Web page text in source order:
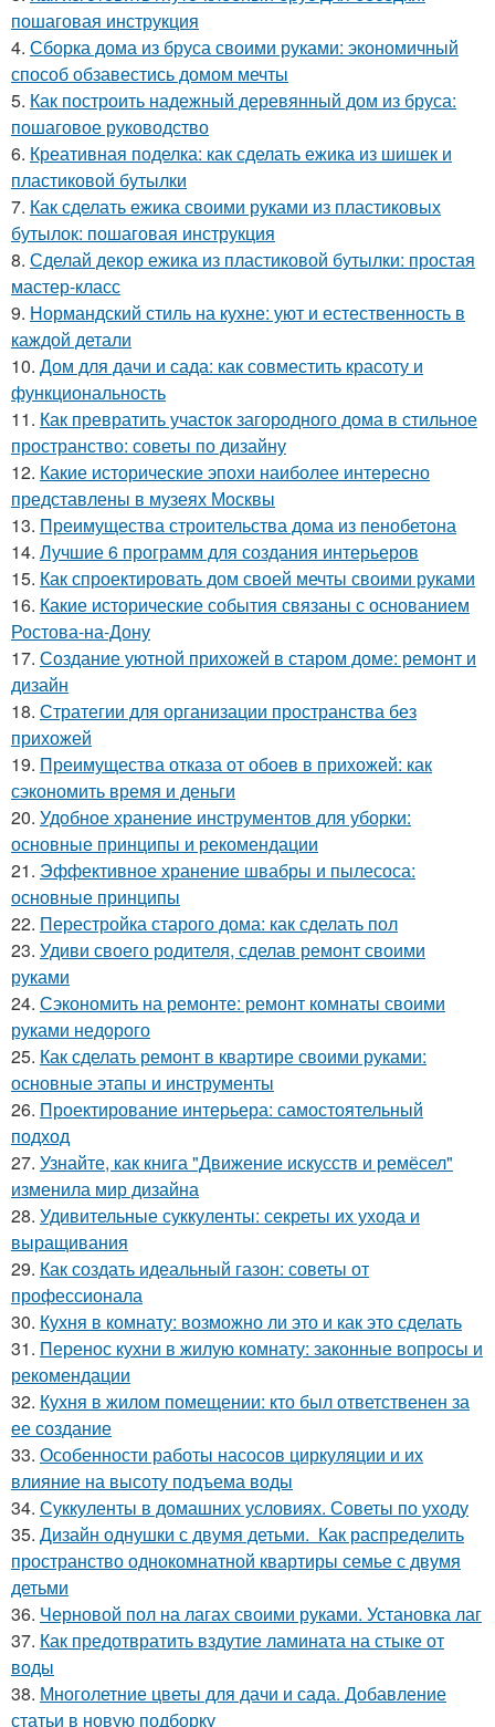
пошаговая инструкция
4. Сборка дома из бруса своими руками: экономичный
способ обзавестись домом мечты
5. Как построить надежный деревянный дом из бруса:
пошаговое руководство
6. Креативная поделка: как сделать ежика из шишек и
пластиковой бутылки
7. Как сделать ежика своими руками из пластиковых
бутылок: пошаговая инструкция
8. Сделай декор ежика из пластиковой бутылки: простая
мастер-класс
9. Нормандский стиль на кухне: уют и естественность в
каждой детали
10. Дом для дачи и сада: как совместить красоту и
функциональность
11. Как превратить участок загородного дома в стильное
пространство: советы по дизайну
12. Какие исторические эпохи наиболее интересно
представлены в музеях Москвы
13. Преимущества строительства дома из пенобетона
14. Лучшие 6 программ для создания интерьеров
15. Как спроектировать дом своей мечты своими руками
16. Какие исторические события связаны с основанием
Ростова-на-Дону
17. Создание уютной прихожей в старом доме: ремонт и
дизайн
18. Стратегии для организации пространства без
прихожей
19. Преимущества отказа от обоев в прихожей: как
сэкономить время и деньги
20. Удобное хранение инструментов для уборки:
основные принципы и рекомендации
21. Эффективное хранение швабры и пылесоса:
основные принципы
22. Перестройка старого дома: как сделать пол
23. Удиви своего родителя, сделав ремонт своими
руками
24. Сэкономить на ремонте: ремонт комнаты своими
руками недорого
25. Как сделать ремонт в квартире своими руками:
основные этапы и инструменты
26. Проектирование интерьера: самостоятельный
подход
27. Узнайте, как книга "Движение искусств и ремёсел"
изменила мир дизайна
28. Удивительные суккуленты: секреты их ухода и
выращивания
29. Как создать идеальный газон: советы от
профессионала
30. Кухня в комнату: возможно ли это и как это сделать
31. Перенос кухни в жилую комнату: законные вопросы и
рекомендации
32. Кухня в жилом помещении: кто был ответственен за
ее создание
33. Особенности работы насосов циркуляции и их
влияние на высоту подъема воды
34. Суккуленты в домашних условиях. Советы по уходу
35. Дизайн однушки с двумя детьми. Как распределить
пространство однокомнатной квартиры семье с двумя
детьми
36. Черновой пол на лагах своими руками. Установка лаг
37. Как предотвратить вздутие ламината на стыке от
воды
38. Многолетние цветы для дачи и сада. Добавление
статьи в новую подборку